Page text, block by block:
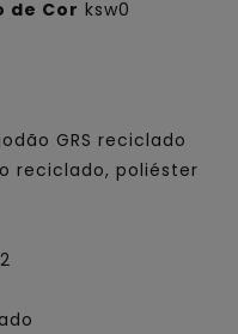
de Cor ksw0
GRS reciclado
reciclado, poliéster